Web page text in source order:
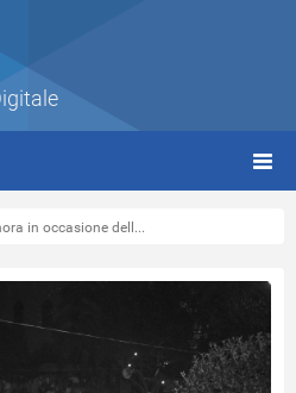
in occasione dell...